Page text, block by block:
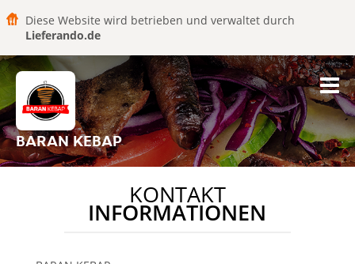
Diese Website wird betrieben und verwaltet durch
Lieferando.de
BARAN KEBAP
KONTAKT
INFORMATIONEN